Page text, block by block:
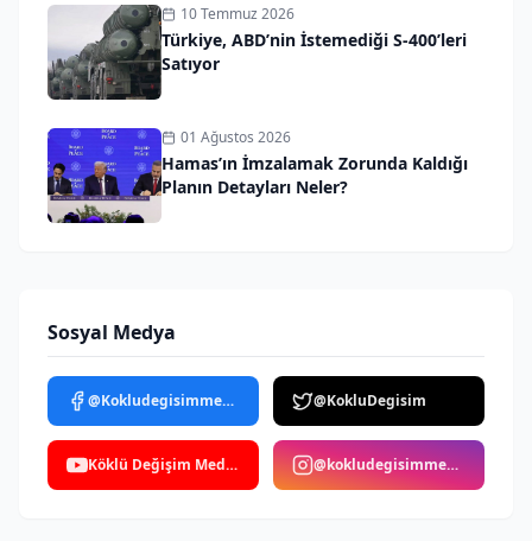
10 Temmuz 2026
Türkiye, ABD’nin İstemediği S-400’leri
Satıyor
01 Ağustos 2026
Hamas’ın İmzalamak Zorunda Kaldığı
Planın Detayları Neler?
Sosyal Medya
@Kokludegisimmedya @KokluDegisim
Köklü Değişim Medya @kokludegisimmedya